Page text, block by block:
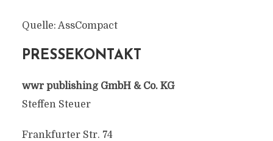
Quelle: AssCompact
PRESSEKONTAKT
wwr publishing GmbH & Co. KG
Steffen Steuer
Frankfurter Str. 74